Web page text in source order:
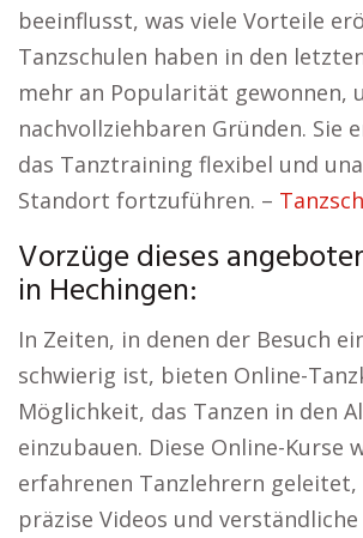
beeinflusst, was viele Vorteile
Tanzschulen haben in den
mehr an Popularität gewonnen,
nachvollziehbaren Gründen. Sie
das Tanztraining flexibel und
Standort fortzuführen. –
Vorzüge dieses
in Hechingen:
In Zeiten, in denen der Besuch
schwierig ist, bieten Online-
Möglichkeit, das Tanzen in den
einzubauen. Diese Online-Kurse
erfahrenen Tanzlehrern geleitet,
präzise Videos und